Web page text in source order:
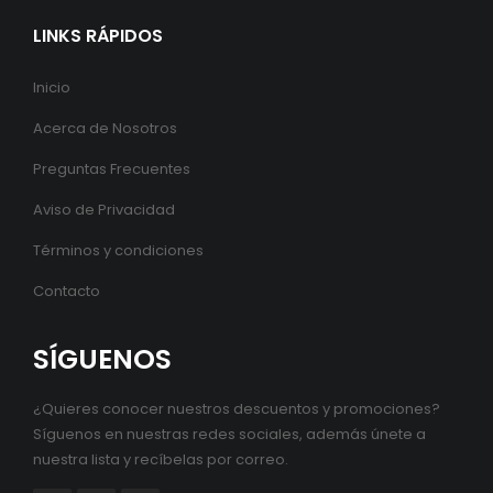
LINKS RÁPIDOS
Inicio
Acerca de Nosotros
Preguntas Frecuentes
Aviso de Privacidad
Términos y condiciones
Contacto
SÍGUENOS
¿Quieres conocer nuestros descuentos y promociones?
Síguenos en nuestras redes sociales, además únete a
nuestra lista y recíbelas por correo.